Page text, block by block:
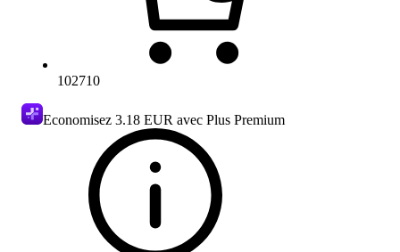
102710
Economisez 3.18 EUR avec Plus Premium